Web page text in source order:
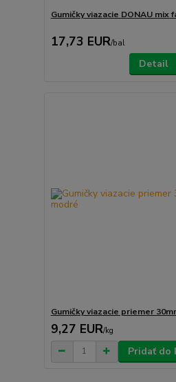
Gumičky viazacie DONAU mix
17,73 EUR/bal
Detail
Gumičky viazacie priemer
9,27 EUR/kg
Pridať do